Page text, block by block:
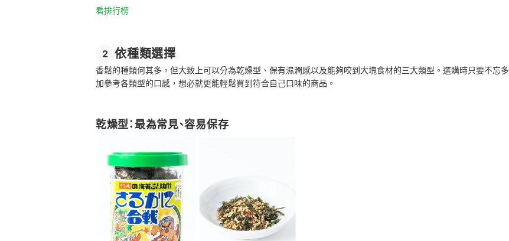
看排行榜
2 依種類選擇
香鬆的種類何其多，但大致上可以分為乾燥型、保有濕潤感以及能夠咬到大塊食材的三大類型。選購時只要不忘多
加參考各類型的口感，想必就更能輕鬆買到符合自己口味的商品。
乾燥型：最為常見、容易保存